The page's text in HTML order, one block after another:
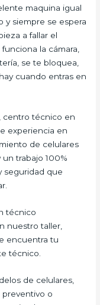
maquina igual
y siempre se espera
a fallar el
la cámara,
se te bloquea,
cuando entras en
centro técnico en
experiencia en
de celulares
trabajo 100%
seguridad que
técnico
nuestro taller,
encuentra tu
técnico.
de celulares,
o